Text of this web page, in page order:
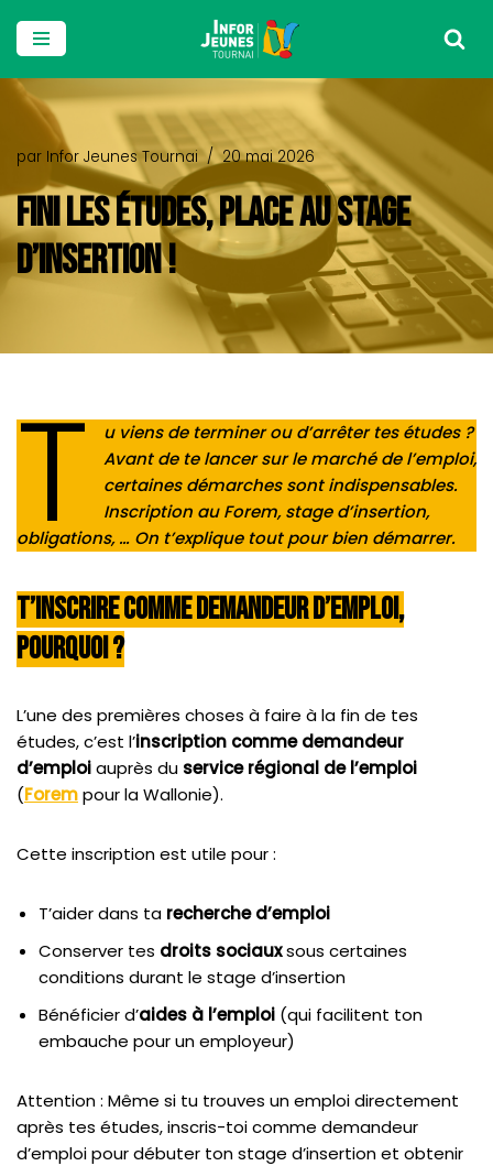
Aller
au
contenu
par Infor Jeunes Tournai 20 mai 2026
FINI LES ÉTUDES, PLACE AU STAGE
D’INSERTION !
T
u viens de terminer ou d’arrêter tes études ?
Avant de te lancer sur le marché de l’emploi,
certaines démarches sont indispensables.
Inscription au Forem, stage d’insertion,
obligations, … On t’explique tout pour bien démarrer.
T’inscrire Comme Demandeur D’emploi,
Pourquoi ?
L’une des premières choses à faire à la fin de tes
études, c’est l’inscription comme demandeur
d’emploiauprès du service régional de l’emploi
(Forempour la Wallonie).
Cette inscription est utile pour :
T’aider dans ta recherche d’emploi
Conserver tes droits sociauxsous certaines
conditions durant le stage d’insertion
Bénéficier d’aides à l’emploi (qui facilitent ton
embauche pour un employeur)
Attention : Même si tu trouves un emploi directement
après tes études, inscris-toi comme demandeur
d’emploi pour débuter ton stage d’insertion et obtenir